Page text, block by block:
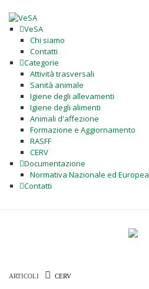
VeSA
Chi siamo
Contatti
Categorie
Attività trasversali
Sanità animale
Igiene degli allevamenti
Igiene degli alimenti
Animali d'affezione
Formazione e Aggiornamento
RASFF
CERV
Documentazione
Normativa Nazionale ed Europea
Contatti
ARTICOLI CERV